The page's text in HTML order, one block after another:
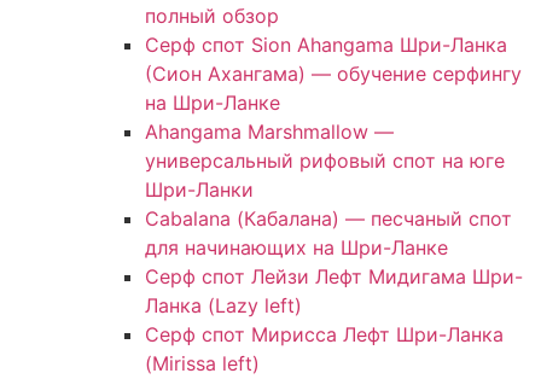
полный обзор
Серф спот Sion Ahangama Шри-Ланка
(Сион Ахангама) — обучение серфингу
на Шри-Ланке
Ahangama Marshmallow —
универсальный рифовый спот на юге
Шри-Ланки
Cabalana (Кабалана) — песчаный спот
для начинающих на Шри-Ланке
Серф спот Лейзи Лефт Мидигама Шри-
Ланка (Lazy left)
Серф спот Мирисса Лефт Шри-Ланка
(Mirissa left)